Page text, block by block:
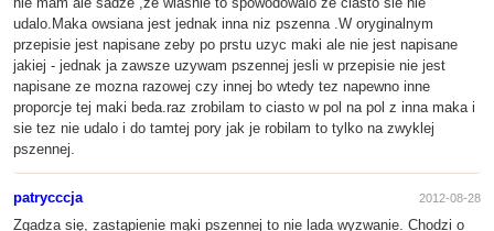
udalo.Maka owsiana jest jednak inna niz pszenna .W oryginalnym
przepisie jest napisane zeby po prstu uzyc maki ale nie jest napisane
jakiej - jednak ja zawsze uzywam pszennej jesli w przepisie nie jest
napisane ze mozna razowej czy innej bo wtedy tez napewno inne
proporcje tej maki beda.raz zrobilam to ciasto w pol na pol z inna maka i
sie tez nie udalo i do tamtej pory jak je robilam to tylko na zwyklej
pszennej.
patrycccja 2012-08-28
Zgadza się, zastąpienie mąki pszennej to nie lada wyzwanie. Chodzi o